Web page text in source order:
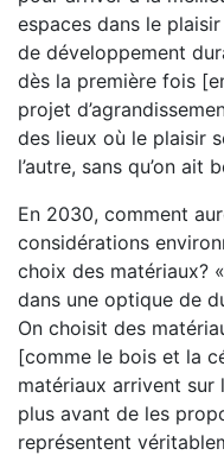
espaces dans le
de développement
dès la première fois
projet
des lieux où le plaisir
l’autre, sans qu’on ait
En 2030, comment
considérations
choix des matériaux?
dans une optique de
On choisit des
[comme le bois et la
matériaux arrivent sur
plus avant de les
représentent